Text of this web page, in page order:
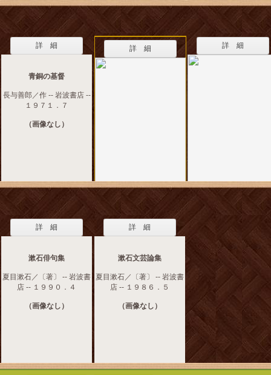
詳 細
青銅の基督
長与善郎／作 -- 岩波書店 --
１９７１．７
（画像なし）
詳 細 詳 細
詳 細
漱石俳句集
夏目漱石／〔著〕 -- 岩波書
店 -- １９９０．４
（画像なし）
詳 細
漱石文芸論集
夏目漱石／〔著〕 -- 岩波書
店 -- １９８６．５
（画像なし）